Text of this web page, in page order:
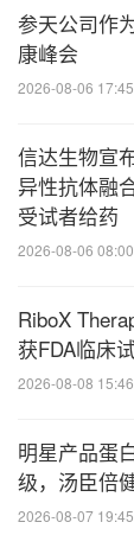
减少因糖尿
贡献。”
发地区人群
其背后的数
益筛查收集
发布，希望
及干预，进
此次控糖学
美年大健康
民控糖登月
参天公司作
康峰会
2026-08-06 17:45
信达生物宣
异性抗体融
受试者给药
2026-08-06 08:00
RiboX
获FDA临床
2026-08-08 15:46
明星产品蛋
级，汤臣倍
2026-08-07 19:45